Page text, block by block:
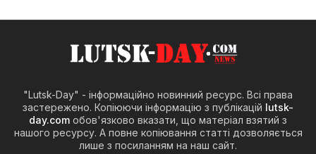
"Lutsk-Day" - інформаційно новинний ресурс. Всі права
застережено. Копіюючи інформацію з публікацій lutsk-
day.com обов'язково вказати, що матеріал взятий з
нашого ресурсу. А повне копіювання статті дозволяється
лише з посиланням на наш сайт.